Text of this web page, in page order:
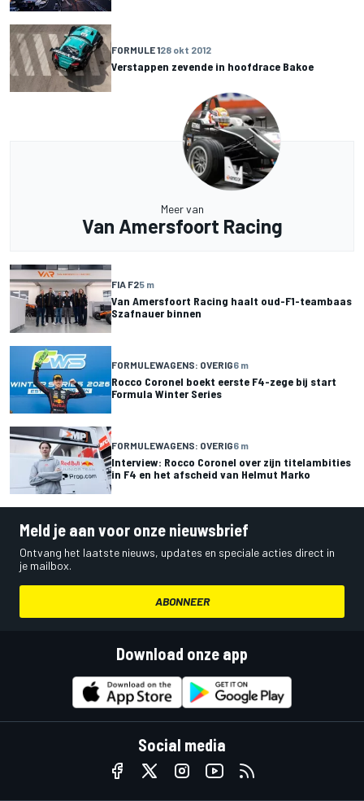
FORMULE 128 okt 2012
Verstappen zevende in hoofdrace Bakoe
Meer van
Van Amersfoort Racing
FIA F25 m
Van Amersfoort Racing haalt oud-F1-teambaas
Szafnauer binnen
FORMULEWAGENS: OVERIG6 m
Rocco Coronel boekt eerste F4-zege bij start
Formula Winter Series
FORMULEWAGENS: OVERIG6 m
Interview: Rocco Coronel over zijn titelambities
in F4 en het afscheid van Helmut Marko
Meld je aan voor onze nieuwsbrief
Ontvang het laatste nieuws, updates en speciale acties direct in
je mailbox.
ABONNEER
Download onze app
Social media